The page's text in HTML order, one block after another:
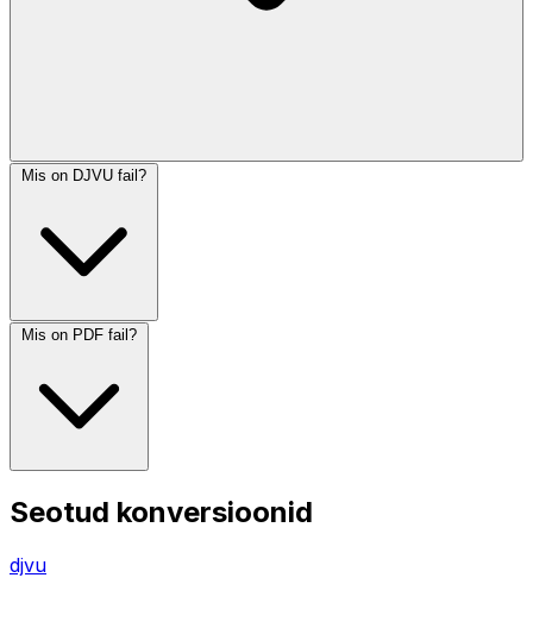
Mis on DJVU fail?
Mis on PDF fail?
Seotud konversioonid
djvu